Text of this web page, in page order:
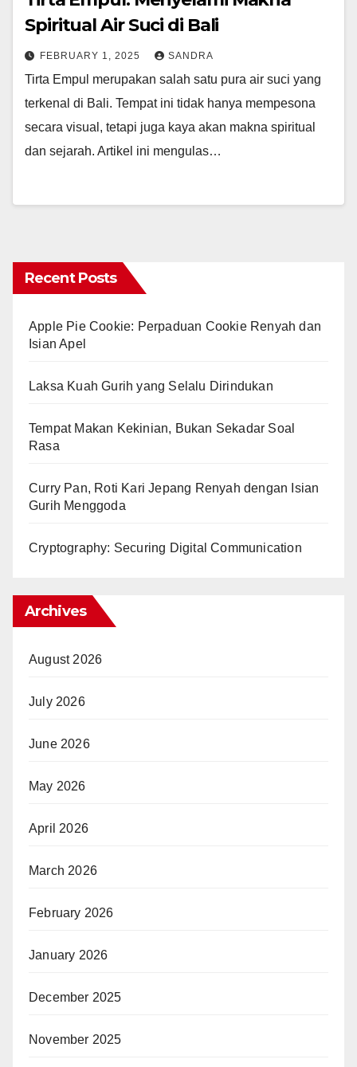
Spiritual Air Suci di Bali
FEBRUARY 1, 2025 SANDRA
Tirta Empul merupakan salah satu pura air suci yang
terkenal di Bali. Tempat ini tidak hanya mempesona
secara visual, tetapi juga kaya akan makna spiritual
dan sejarah. Artikel ini mengulas…
Recent Posts
Apple Pie Cookie: Perpaduan Cookie Renyah dan
Isian Apel
Laksa Kuah Gurih yang Selalu Dirindukan
Tempat Makan Kekinian, Bukan Sekadar Soal
Rasa
Curry Pan, Roti Kari Jepang Renyah dengan Isian
Gurih Menggoda
Cryptography: Securing Digital Communication
Archives
August 2026
July 2026
June 2026
May 2026
April 2026
March 2026
February 2026
January 2026
December 2025
November 2025